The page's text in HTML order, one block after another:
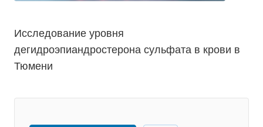
Исследование уровня
дегидроэпиандростерона сульфата в крови в
Тюмени